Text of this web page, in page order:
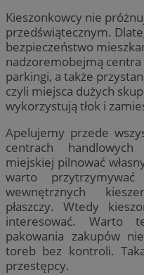
Kieszonkowcy nie
przedświątecznym.
bezpieczeństwo
nadzoremobejmą
parkingi, a także
czyli miejsca dużych
wykorzystują tłok i
Apelujemy przede
centrach
miejskiej pilnować
warto
wewnętrznych
płaszczy. Wtedy
interesować. Warto
pakowania zakupów
toreb bez kontroli.
przestępcy.